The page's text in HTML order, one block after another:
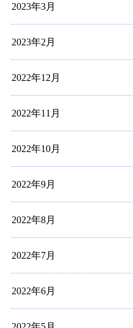
2023年3月
2023年2月
2022年12月
2022年11月
2022年10月
2022年9月
2022年8月
2022年7月
2022年6月